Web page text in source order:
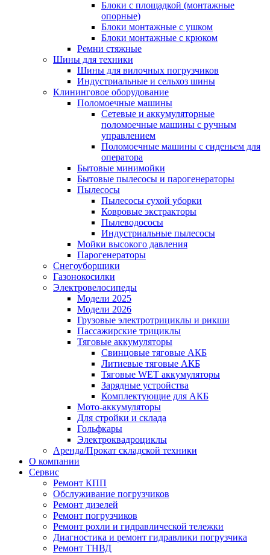
Блоки с площадкой (монтажные
опорные)
Блоки монтажные с ушком
Блоки монтажные с крюком
Ремни стяжные
Шины для техники
Шины для вилочных погрузчиков
Индустриальные и сельхоз шины
Клининговое оборудование
Поломоечные машины
Сетевые и аккумуляторные
поломоечные машины с ручным
управлением
Поломоечные машины с сиденьем для
оператора
Бытовые минимойки
Бытовые пылесосы и парогенераторы
Пылесосы
Пылесосы сухой уборки
Ковровые экстракторы
Пылеводососы
Индустриальные пылесосы
Мойки высокого давления
Парогенераторы
Снегоуборщики
Газонокосилки
Электровелосипеды
Модели 2025
Модели 2026
Грузовые электротрициклы и рикши
Пассажирские трициклы
Тяговые аккумуляторы
Свинцовые тяговые АКБ
Литиевые тяговые АКБ
Тяговые WET аккумуляторы
Зарядные устройства
Комплектующие для АКБ
Мото-аккумуляторы
Для стройки и склада
Гольфкары
Электроквадроциклы
Аренда/Прокат складской техники
О компании
Сервис
Ремонт КПП
Обслуживание погрузчиков
Ремонт дизелей
Ремонт погрузчиков
Ремонт рохли и гидравлической тележки
Диагностика и ремонт гидравлики погрузчика
Ремонт ТНВД